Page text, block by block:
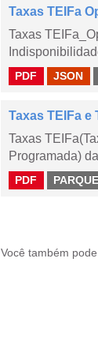
Taxas TEIFa
Taxas
PDF JSON
Taxas TEIFa e
Taxas
Programada)
PDF
Você também